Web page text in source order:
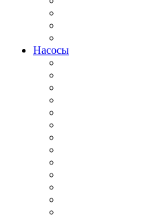
Насосы